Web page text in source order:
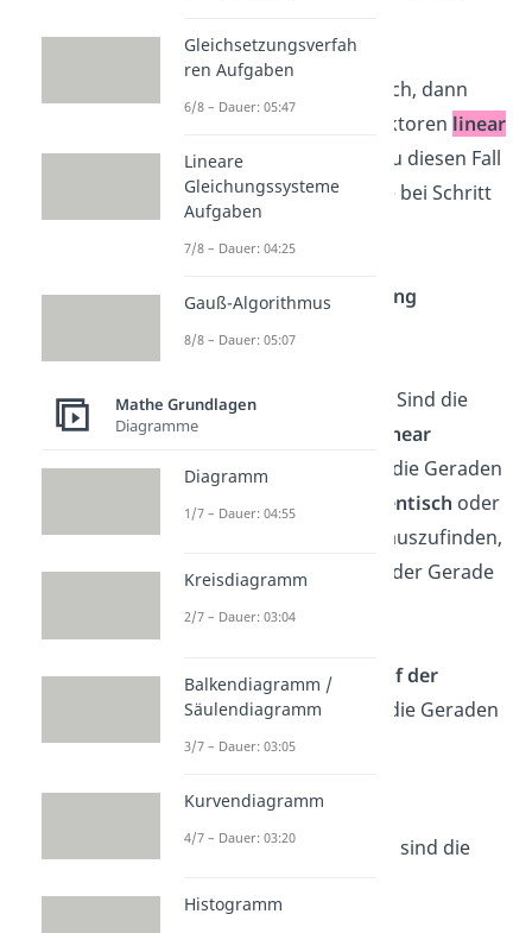
→ Ist das nicht möglich, dann
sind die Richtungsvektoren linear
unabhängig
. Wenn du diesen Fall
gegeben hast, mache bei Schritt
2.2 weiter.
GenaueLagebeziehung
bestimmen:
2.1.Punkt einsetz
: Sind die
linear
abhängig
, dann sind die Geraden
g und h entweder
identisch oder
. Um das herauszufinden,
setzt du einen Punkt der Gerade
g in die Gerade h ein.
→Liegt der Punkt auf der
Gerade h, dann sind die Geraden
identisch.
→ Haben siekeinen
gemeinsamen Punkt
, sind die
Gleichsetzungsverfah
ren Aufgaben
6/8 – Dauer: 05:47
Lineare
Gleichungssysteme
Aufgaben
7/8 – Dauer: 04:25
Gauß-Algorithmus
8/8 – Dauer: 05:07
Mathe Grundlagen
Diagramme
Diagramm
1/7 – Dauer: 04:55
Kreisdiagramm
2/7 – Dauer: 03:04
Balkendiagramm /
Säulendiagramm
3/7 – Dauer: 03:05
Kurvendiagramm
4/7 – Dauer: 03:20
Histogramm